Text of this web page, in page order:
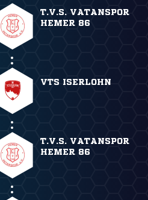
T.V.S. VATANSPOR
HEMER 86
VTS ISERLOHN
T.V.S. VATANSPOR
HEMER 86